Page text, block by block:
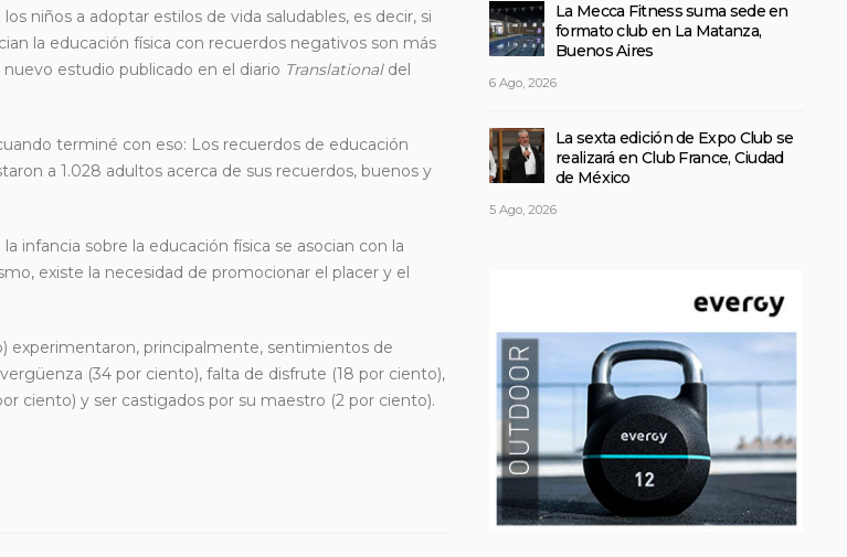
niños a adoptar estilos de vida saludables, es decir, si
la educación física con recuerdos negativos son más
estudio publicado en el diario Translationaldel
terminé con eso: Los recuerdos de educación
a 1.028 adultos acerca de sus recuerdos, buenos y
infancia sobre la educación física se asocian con la
existe la necesidad de promocionar el placer y el
experimentaron, principalmente, sentimientos de
(34 por ciento), falta de disfrute (18 por ciento),
ciento) y ser castigados por su maestro (2 por ciento).
La Mecca Fitness suma sede en
formato club en La Matanza,
Buenos Aires
6 Ago, 2026
La sexta edición de Expo Club se
realizará en Club France, Ciudad
de México
5 Ago, 2026